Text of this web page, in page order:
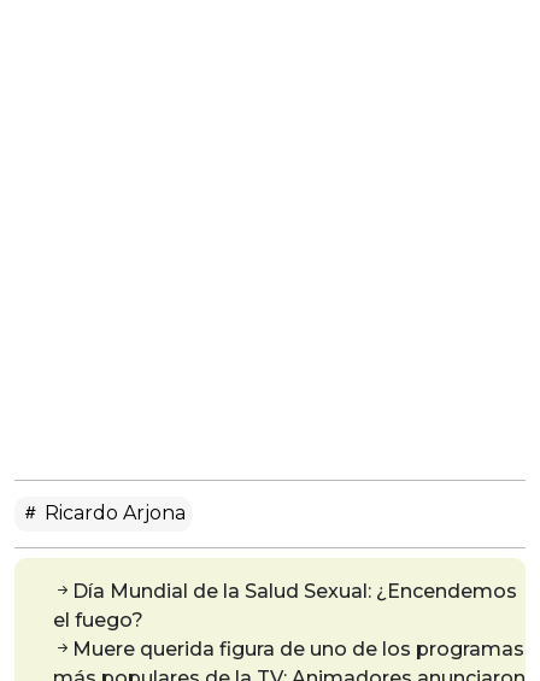
Ricardo Arjona
Día Mundial de la Salud Sexual: ¿Encendemos
el fuego?
Muere querida figura de uno de los programas